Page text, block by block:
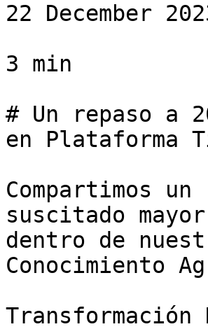
22 December
3 min
# Un repaso a
en Plataforma
Compartimos
suscitado
dentro de
Conocimiento